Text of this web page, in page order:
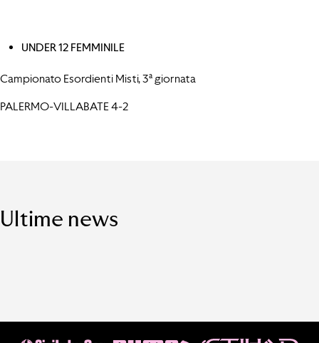
UNDER 12 FEMMINILE
Campionato Esordienti Misti, 3ª giornata
PALERMO-VILLABATE 4-2
Ultime news